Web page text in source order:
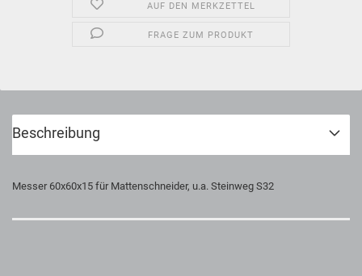
AUF DEN MERKZETTEL
FRAGE ZUM PRODUKT
Beschreibung
Messer 60x60x15 für Mattenschneider, u.a. Steinweg S32